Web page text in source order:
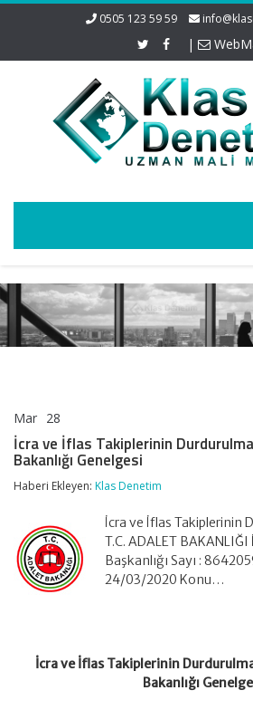
0505 123 59 59
|
Mar 28
İflas
Takiplerinin
Durdurulması
Hakkında
Bakanlığı
Genelgesi
için
İcra ve İflas Takiplerinin
Bakanlığı Genelgesi
Haberi Ekleyen: Klas Denetim
İcra ve İflas Takiplerinin
T.C. ADALET
Başkanlığı Sayı :
24/03/2020 Konu…
İcra ve İflas Takiplerinin
Bakanlığı